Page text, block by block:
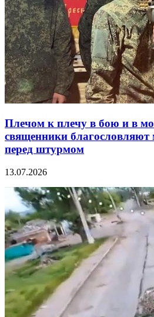
Плечом к плечу в бою и в
священники благословляют
перед штурмом
13.07.2026